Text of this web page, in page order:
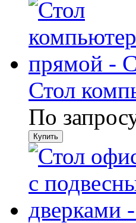
Стол
По